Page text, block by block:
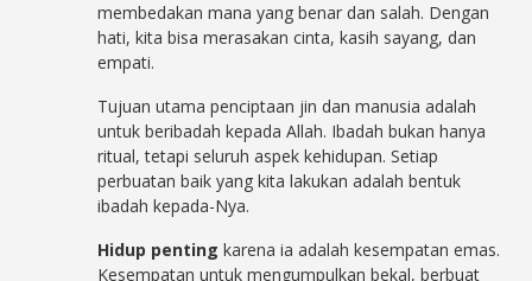
membedakan mana yang benar dan salah. Dengan
hati, kita bisa merasakan cinta, kasih sayang, dan
empati.
Tujuan utama penciptaan jin dan manusia adalah
untuk beribadah kepada Allah. Ibadah bukan hanya
ritual, tetapi seluruh aspek kehidupan. Setiap
perbuatan baik yang kita lakukan adalah bentuk
ibadah kepada-Nya.
Hidup penting karena ia adalah kesempatan emas.
Kesempatan untuk mengumpulkan bekal, berbuat